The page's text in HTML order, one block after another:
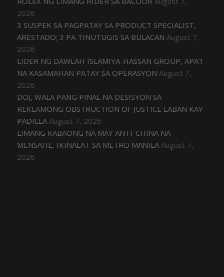
2026
3 SUSPEK SA PAGPATAY SA PRODUCT SPECIALIST,
ARESTADO; 3 PA TINUTUGIS SA BULACAN August 7,
2026
LIDER NG DAWLAH ISLAMIYA-HASSAN GROUP, APAT
NA KASAMAHAN PATAY SA OPERASYON August 7,
2026
DOJ, WALA PANG PINAL NA DESISYON SA
REKLAMONG OBSTRUCTION OF JUSTICE LABAN KAY
PADILLA August 7, 2026
LIMANG KABAONG NA MAY ANTI-CHINA NA
MENSAHE, IKINALAT SA METRO MANILA August 7,
2026